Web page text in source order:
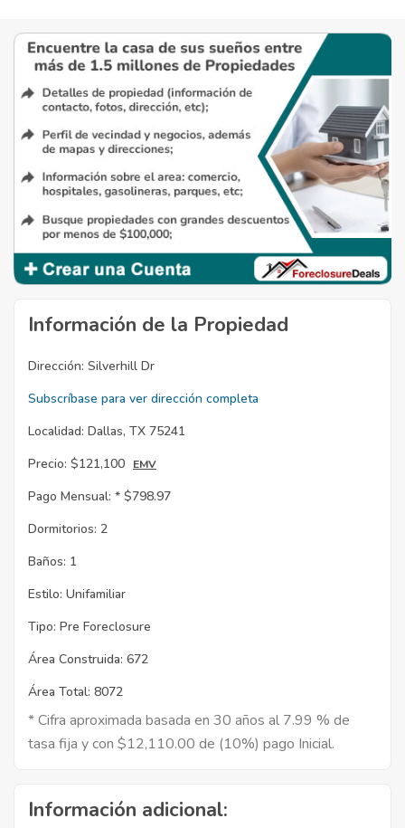
Información de la Propiedad
Dirección: Silverhill Dr
Subscríbase para ver dirección completa
Localidad: Dallas, TX 75241
Precio: $121,100 EMV
Pago Mensual: * $798.97
Dormitorios: 2
Baños: 1
Estilo: Unifamiliar
Tipo: Pre Foreclosure
Área Construida: 672
Área Total: 8072
* Cifra aproximada basada en 30 años al 7.99 % de
tasa fija y con $12,110.00 de (10%) pago Inicial.
Información adicional: